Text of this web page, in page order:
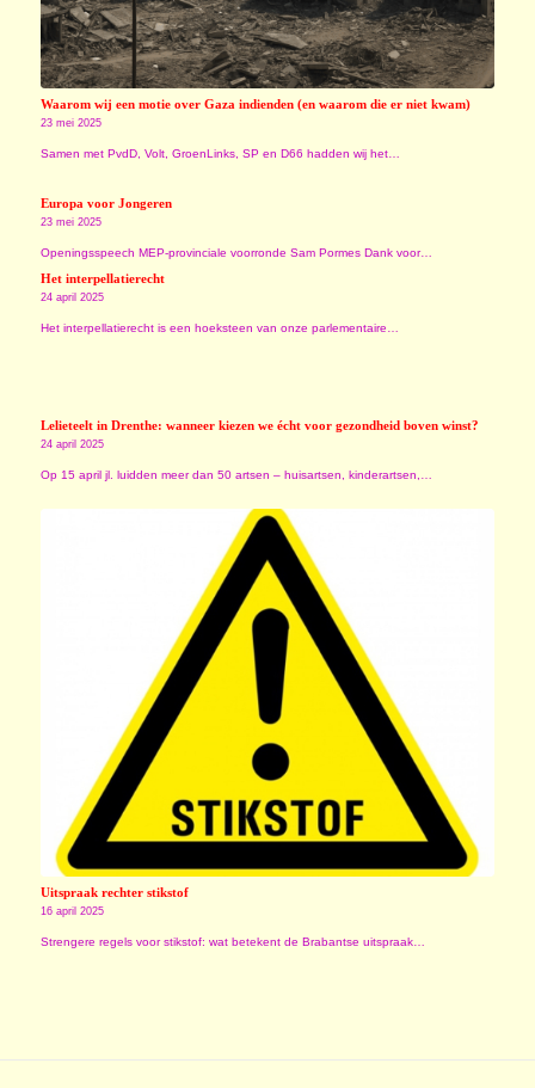
Waarom wij een motie over Gaza indienden (en waarom die er niet kwam)
23 mei 2025
Samen met PvdD, Volt, GroenLinks, SP en D66 hadden wij het…
Europa voor Jongeren
23 mei 2025
Openingsspeech MEP-provinciale voorronde Sam Pormes Dank voor…
Het interpellatierecht
24 april 2025
Het interpellatierecht is een hoeksteen van onze parlementaire…
Lelieteelt in Drenthe: wanneer kiezen we écht voor gezondheid boven winst?
24 april 2025
Op 15 april jl. luidden meer dan 50 artsen – huisartsen, kinderartsen,…
Uitspraak rechter stikstof
16 april 2025
Strengere regels voor stikstof: wat betekent de Brabantse uitspraak…